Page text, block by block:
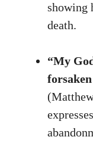
showing
death.
“My